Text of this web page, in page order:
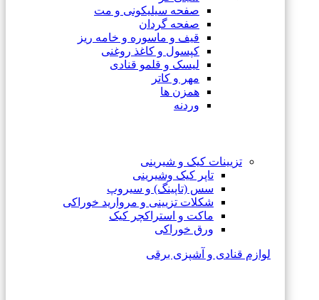
صفحه سیلیکونی و مت
صفحه گردان
قیف و ماسوره و خامه ریز
کپسول و کاغذ روغنی
لیسک و قلمو قنادی
مهر و کاتر
همزن ها
وردنه
تزیینات کیک و شیرینی
تاپر کیک وشیرینی
سس (تاپینگ) و سیروپ
شکلات تزیینی و مروارید خوراکی
ماکت و استراکچر کیک
ورق خوراکی
لوازم قنادی و آشپزی برقی